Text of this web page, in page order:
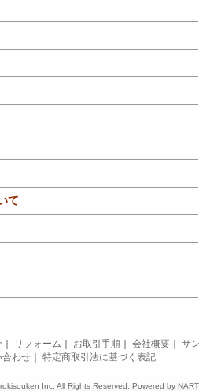
て
｜ リフォーム お取引手順｜ 会社概要｜
サ
合わせ｜ 特定商取引法に基づく表記
Inc. All Rights Reserved. Powered by